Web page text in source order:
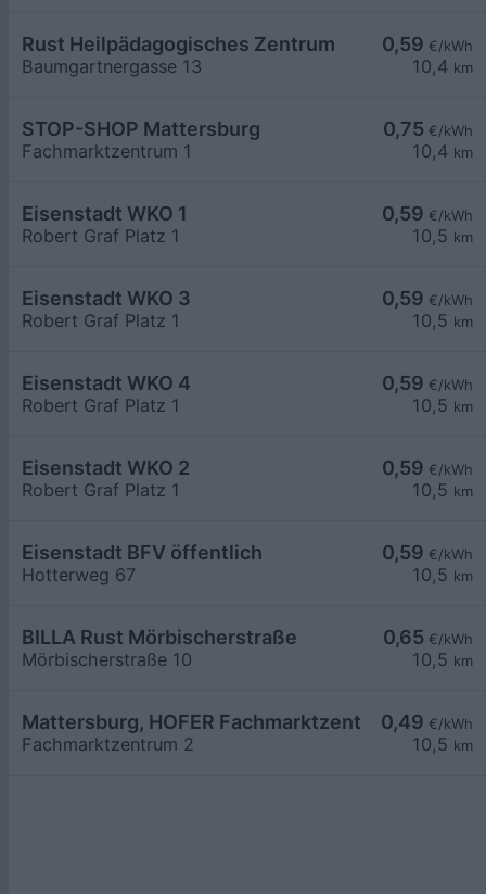
0,59 €/kWh
10,4 km
Rust Heilpädagogisches Zentrum
Baumgartnergasse 13
0,75 €/kWh
10,4 km
STOP-SHOP Mattersburg
Fachmarktzentrum 1
0,59 €/kWh
10,5 km
Eisenstadt WKO 1
Robert Graf Platz 1
0,59 €/kWh
10,5 km
Eisenstadt WKO 3
Robert Graf Platz 1
0,59 €/kWh
10,5 km
Eisenstadt WKO 4
Robert Graf Platz 1
0,59 €/kWh
10,5 km
Eisenstadt WKO 2
Robert Graf Platz 1
0,59 €/kWh
10,5 km
Eisenstadt BFV öffentlich
Hotterweg 67
0,65 €/kWh
10,5 km
BILLA Rust Mörbischerstraße
Mörbischerstraße 10
0,49 €/kWh
10,5 km
Mattersburg, HOFER Fachmarktzentrum
Fachmarktzentrum 2